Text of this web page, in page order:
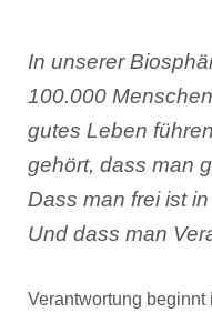
In unserer
100.000
gutes Leben
gehört, dass man
Dass man frei ist
Und dass man
Verantwortung beginnt